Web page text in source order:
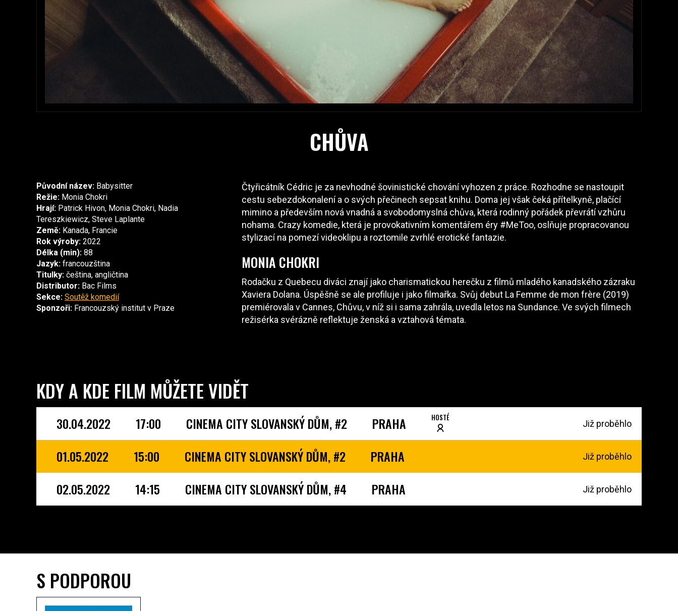
CHŮVA
Původní název: Babysitter
Režie: Monia Chokri
Hrají: Patrick Hivon, Monia Chokri, Nadia
Tereszkiewicz, Steve Laplante
Země: Kanada, Francie
Rok výroby: 2022
Délka (min): 88
Jazyk: francouzština
Titulky: čeština, angličtina
Distributor: Bac Films
Sekce: Soutěž komedií
Sponzoři: Francouzský institut v Praze
Čtyřicátník Cédric je za nevhodné šovinistické chování vyhozen z práce. Rozhodne se nastoupit
cestu sebezdokonalení a o svých přečinech sepsat knihu. Doma jej však čeká přítelkyně, plačící
mimino a především nová vnadná a svobodomyslná chůva, která rodinný pořádek převrátí vzhůru
nohama. Crazy komedie, která je provokativním komentářem éry #MeToo, oslňuje propracovanou
stylizací na pomezí videoklipu a roztomile zvrhlé erotické fantazie.
MONIA CHOKRI
Rodačku z Quebecu diváci znají jako charismatickou herečku z filmů mladého kanadského zázraku
Xaviera Dolana. Úspěšně se ale profiluje i jako filmařka. Svůj debut La Femme de mon frère (2019)
premiérovala v Cannes, Chůvu, v níž si i sama zahrála, uvedla letos na Sundance. Ve svých filmech
režisérka svérázně reflektuje ženská a vztahová témata.
KDY A KDE FILM MŮŽETE VIDĚT
30.04.2022 17:00 CINEMA CITY SLOVANSKÝ DŮM, #2 PRAHA HOSTÉ
Již proběhlo
01.05.2022 15:00 CINEMA CITY SLOVANSKÝ DŮM, #2 PRAHA Již proběhlo
02.05.2022 14:15 CINEMA CITY SLOVANSKÝ DŮM, #4 PRAHA Již proběhlo
S PODPOROU